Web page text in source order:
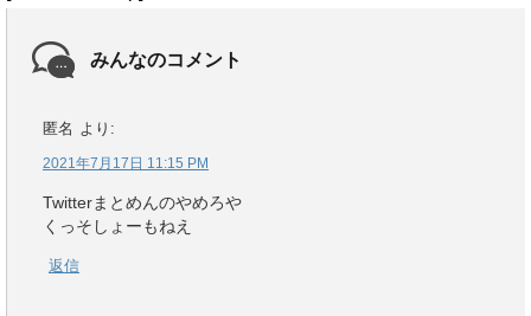
みんなのコメント
匿名 より:
2021年7月17日 11:15 PM
Twitterまとめんのやめろや
くっそしょーもねえ
返信